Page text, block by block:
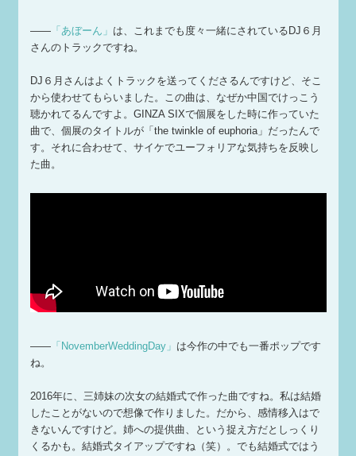
——「あぼーん」 は、これまでも度々一緒にされているDJ６月
さんのトラックですね。
DJ６月さんはよくトラックを送ってくださるんですけど、そこ
から使わせてもらいました。この曲は、なぜか中国でけっこう
聴かれてるんですよ。GINZA SIXで個展をした時に作っていた
曲で、個展のタイトルが「the twinkle of euphoria」だったんで
す。それに合わせて、サイケでユーフォリアな気持ちを反映し
た曲。
——「NovemberWeddingDay」 は今作の中でも一番ポップです
ね。
2016年に、三姉妹の次女の結婚式で作った曲ですね。私は結婚
したことがないので想像で作りました。だから、感情移入はで
きないんですけど。姉への提供曲、という捉え方だとしっくり
くるかも。結婚式タイアップですね（笑）。でも結婚式ではう